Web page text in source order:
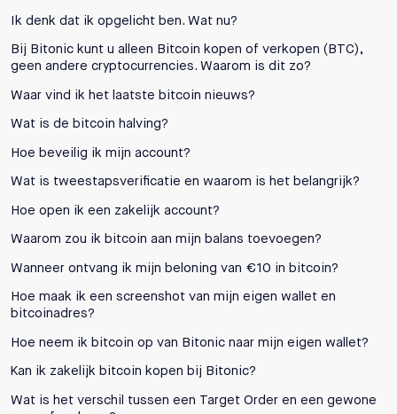
Ik denk dat ik opgelicht ben. Wat nu?
Bij Bitonic kunt u alleen Bitcoin kopen of verkopen (BTC),
geen andere cryptocurrencies. Waarom is dit zo?
Waar vind ik het laatste bitcoin nieuws?
Wat is de bitcoin halving?
Hoe beveilig ik mijn account?
Wat is tweestapsverificatie en waarom is het belangrijk?
Hoe open ik een zakelijk account?
Waarom zou ik bitcoin aan mijn balans toevoegen?
Wanneer ontvang ik mijn beloning van €10 in bitcoin?
Hoe maak ik een screenshot van mijn eigen wallet en
bitcoinadres?
Hoe neem ik bitcoin op van Bitonic naar mijn eigen wallet?
Kan ik zakelijk bitcoin kopen bij Bitonic?
Wat is het verschil tussen een Target Order en een gewone